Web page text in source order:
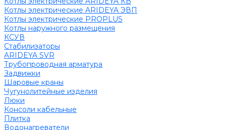
Котлы электрические ARIDEYA ЭВП
Котлы электрические PROPLUS
Котлы наружного размещения
КСУВ
Стабилизаторы
ARIDEYA SVR
Трубопроводная арматура
Задвижки
Шаровые краны
Чугунолитейные изделия
Люки
Консоли кабельные
Плитка
Водонагреватели